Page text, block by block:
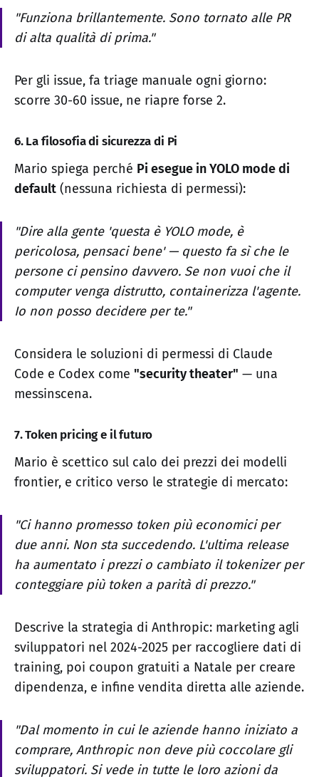
"Funziona brillantemente. Sono tornato alle PR
di alta qualità di prima."
Per gli issue, fa triage manuale ogni giorno:
scorre 30-60 issue, ne riapre forse 2.
6. La filosofia di sicurezza di Pi
Mario spiega perché Pi esegue in YOLO mode di
default (nessuna richiesta di permessi):
"Dire alla gente 'questa è YOLO mode, è
pericolosa, pensaci bene' — questo fa sì che le
persone ci pensino davvero. Se non vuoi che il
computer venga distrutto, containerizza l'agente.
Io non posso decidere per te."
Considera le soluzioni di permessi di Claude
Code e Codex come "security theater" — una
messinscena.
7. Token pricing e il futuro
Mario è scettico sul calo dei prezzi dei modelli
frontier, e critico verso le strategie di mercato:
"Ci hanno promesso token più economici per
due anni. Non sta succedendo. L'ultima release
ha aumentato i prezzi o cambiato il tokenizer per
conteggiare più token a parità di prezzo."
Descrive la strategia di Anthropic: marketing agli
sviluppatori nel 2024-2025 per raccogliere dati di
training, poi coupon gratuiti a Natale per creare
dipendenza, e infine vendita diretta alle aziende.
"Dal momento in cui le aziende hanno iniziato a
comprare, Anthropic non deve più coccolare gli
sviluppatori. Si vede in tutte le loro azioni da